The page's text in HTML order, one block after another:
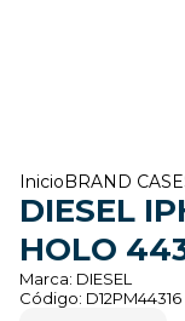
Inicio BRAND
DIESEL
HOLO
Marca: DIESEL
Código: D12PM44316